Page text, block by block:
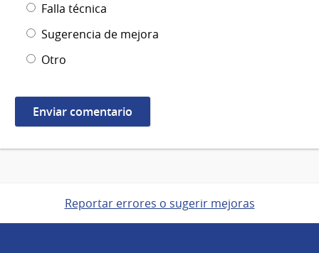
Falla técnica
Sugerencia de mejora
Otro
Reportar errores o sugerir mejoras